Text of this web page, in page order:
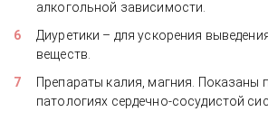
алкогольной зависимости.
Диуретики – для ускорения
веществ.
Препараты калия, магния. Показаны
патологиях сердечно-сосудистой